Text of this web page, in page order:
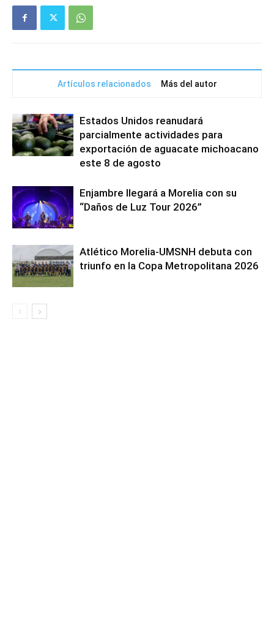
Artículos relacionados Más del autor
Estados Unidos reanudará
parcialmente actividades para
exportación de aguacate michoacano
este 8 de agosto
Enjambre llegará a Morelia con su
“Daños de Luz Tour 2026”
Atlético Morelia-UMSNH debuta con
triunfo en la Copa Metropolitana 2026